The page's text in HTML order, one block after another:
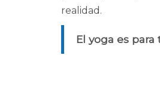
realidad.
El yoga es